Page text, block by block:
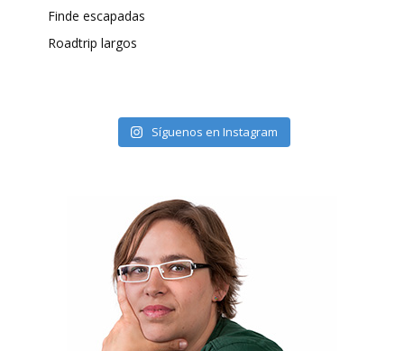
Finde escapadas
Roadtrip largos
Síguenos en Instagram